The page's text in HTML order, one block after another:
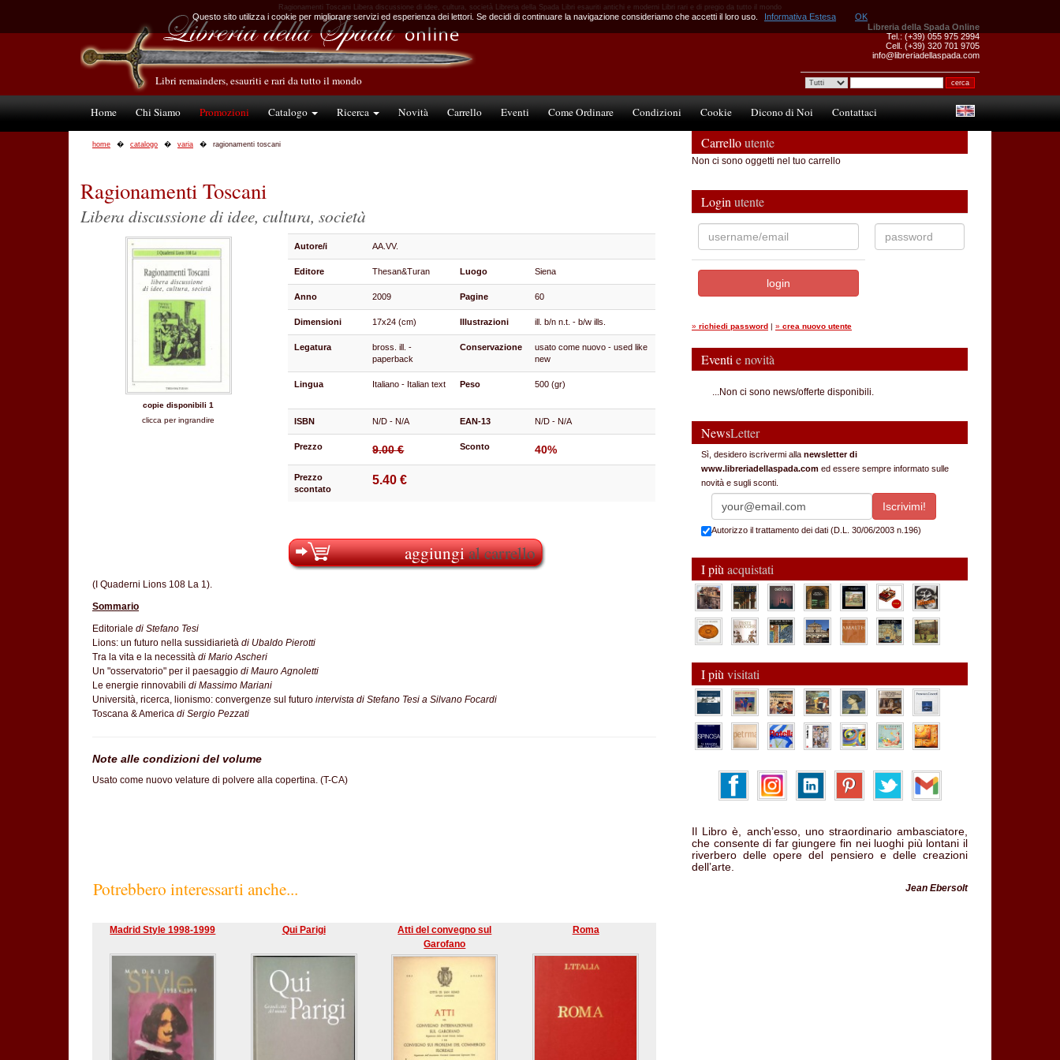
Ragionamenti Toscani Libera discussione di idee, cultura, società Libreria della Spada Libri esauriti antichi e moderni Libri rari e di pregio da tutto il mondo
Libreria della Spada Online
Tel.: (+39) 055 975 2994
Cell. (+39) 320 701 9705
info@libreriadellaspada.com
Libri remainders, esauriti e rari da tutto il mondo
Home Chi Siamo Promozioni Catalogo Ricerca Novità Carrello Eventi Come Ordinare Condizioni Cookie Dicono di Noi Contattaci
home catalogo varia ragionamenti toscani
Ragionamenti Toscani
Libera discussione di idee, cultura, società
copie disponibili 1
clicca per ingrandire
Autore/i AA.VV.
Editore Thesan&Turan Luogo Siena
Anno 2009 Pagine 60
Dimensioni 17x24 (cm) Illustrazioni ill. b/n n.t. - b/w ills.
Legatura
bross. ill. -
paperback
Conservazione
usato come nuovo - used like
new
Lingua Italiano - Italian text Peso 500 (gr)
ISBN N/D - N/A EAN-13 N/D - N/A
Prezzo 9.00 € Sconto 40%
Prezzo
scontato
5.40 €
aggiungial carrello
(I Quaderni Lions 108 La 1).
Sommario
Editoriale di Stefano Tesi
Lions: un futuro nella sussidiarietà di Ubaldo Pierotti
Tra la vita e la necessità di Mario Ascheri
Un "osservatorio" per il paesaggio di Mauro Agnoletti
Le energie rinnovabili di Massimo Mariani
Università, ricerca, lionismo: convergenze sul futuro intervista di Stefano Tesi a Silvano Focardi
Toscana & America di Sergio Pezzati
Note alle condizioni del volume
Usato come nuovo velature di polvere alla copertina. (T-CA)
Potrebbero interessarti anche...
Madrid Style 1998-1999 Qui Parigi
Atti del convegno sul
Garofano
Roma
Carrelloutente
Non ci sono oggetti nel tuo carrello
Login utente
» richiedi password | » crea nuovo utente
Eventi e novità
...Non ci sono news/offerte disponibili.
NewsLetter
Sì, desidero iscrivermi alla newsletter di
www.libreriadellaspada.com ed essere sempre informato sulle
novità e sugli sconti.
Autorizzo il trattamento dei dati (D.L. 30/06/2003 n.196)
I più acquistati
I più visitati
Il Libro è, anch’esso, uno straordinario ambasciatore,
che consente di far giungere fin nei luoghi più lontani il
riverbero delle opere del pensiero e delle creazioni
dell’arte.
Jean Ebersolt
Questo sito utilizza i cookie per migliorare servizi ed esperienza dei lettori. Se decidi di continuare la navigazione consideriamo che accetti il loro uso. Informativa Estesa OK